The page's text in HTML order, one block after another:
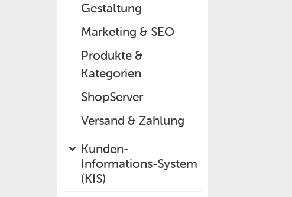
Gestaltung
Marketing & SEO
Produkte &
Kategorien
ShopServer
Versand & Zahlung
Kunden-
Informations-System
(KIS)